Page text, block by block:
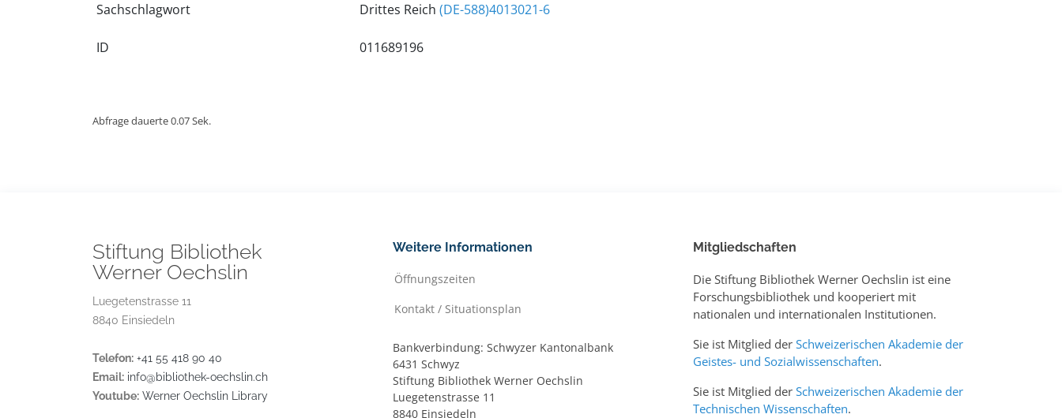
Sachschlagwort
Drittes Reich (DE-588)4013021-6
ID 011689196
Abfrage dauerte 0.07 Sek.
Stiftung Bibliothek
Werner Oechslin
Luegetenstrasse 11
8840 Einsiedeln
Telefon: +41 55 418 90 40
Email: info@bibliothek-oechslin.ch
Youtube: Werner Oechslin Library
Weitere Informationen
Öffnungszeiten
Kontakt / Situationsplan
Bankverbindung: Schwyzer Kantonalbank
6431 Schwyz
Stiftung Bibliothek Werner Oechslin
Luegetenstrasse 11
8840 Einsiedeln
Mitgliedschaften
Die Stiftung Bibliothek Werner Oechslin ist eine
Forschungsbibliothek und kooperiert mit
nationalen und internationalen Institutionen.
Sie ist Mitglied der Schweizerischen Akademie der
Geistes- und Sozialwissenschaften.
Sie ist Mitglied der Schweizerischen Akademie der
Technischen Wissenschaften.